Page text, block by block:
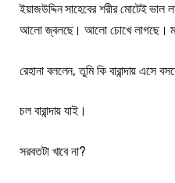
ইয়াজউদ্দিন সাহেবের শরীর মোটেই
আলো জ্বলছে। আলো চোখে লাগছে।
রেহানা বললেন, তুমি কি বারান্দায় এসে
চল বারান্দায় যাই।
সরবতটা খাবে না?